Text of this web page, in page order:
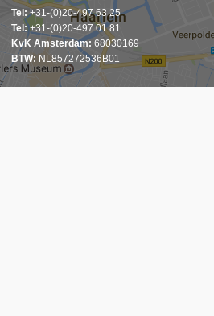
Tel: +31-(0)20-497 63 25
Tel:+31-(0)20-497 01 81
KvK Amsterdam: 68030169
BTW: NL857272536B01